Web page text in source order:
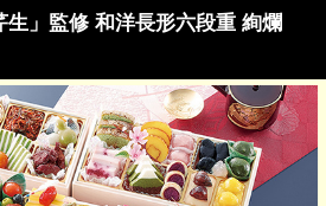
生」監修 和洋長形六段重 絢爛